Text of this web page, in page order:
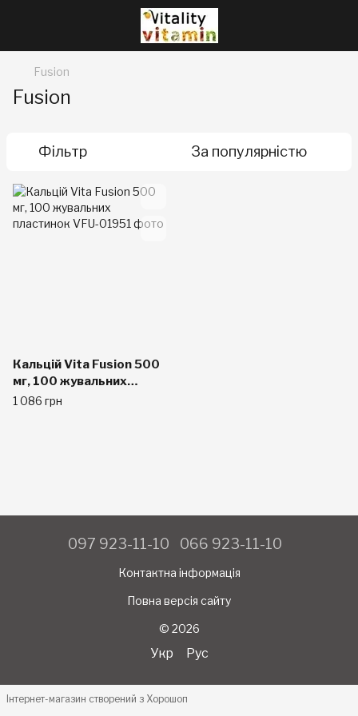
Fusion
Fusion
Фільтр За популярністю
Кальцій Vita Fusion 500
мг, 100 жувальних
пластинок
1 086 грн
097 923-11-10 066 923-11-10
Контактна інформація
Повна версія сайту
© 2026
Укр Рус
Інтернет-магазин створений з Хорошоп